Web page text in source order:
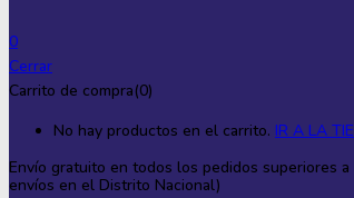
0
Cerrar
Carrito de compra(0)
No hay productos en el carrito. IR A LA
Envío gratuito en todos los pedidos superiores a
envíos en el Distrito Nacional)